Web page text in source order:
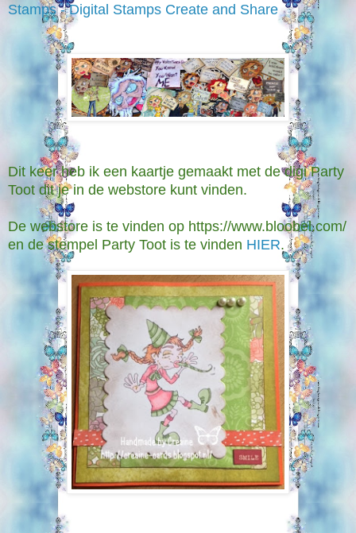
Stamps - Digital Stamps Create and Share
Dit keer heb ik een kaartje gemaakt met de digi Party
Toot dit je in de webstore kunt vinden.
De webstore is te vinden op https://www.bloobel.com/
en de stempel Party Toot is te vinden HIER.